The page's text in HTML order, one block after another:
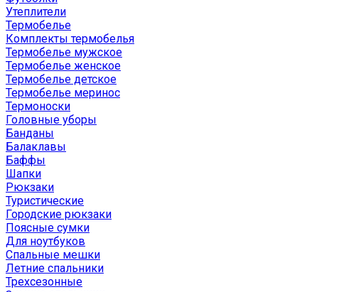
Утеплители
Термобелье
Комплекты термобелья
Термобелье мужское
Термобелье женское
Термобелье детское
Термобелье меринос
Термоноски
Головные уборы
Банданы
Балаклавы
Баффы
Шапки
Рюкзаки
Туристические
Городские рюкзаки
Поясные сумки
Для ноутбуков
Спальные мешки
Летние спальники
Трехсезонные